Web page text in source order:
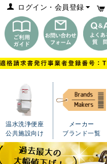
ログイン・会員登録
温水洗浄便座
公共施設向け
メーカー
ブランド一覧